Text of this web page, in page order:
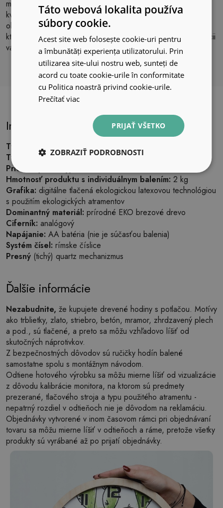
moderným dekoratívnym prvkom. Ich univerzálny dizajn a
kvalitné spracovanie zaručujú dlhú životnosť a spoľahlivosť. S
okrúhlymi drevenými hodinami môžete vytvoriť štýlový akcent,
ktorý nielen ukazuje čas, ale aj prispieva k útulnosti a elegancii
vášho domova.
Informácie o produkte
Typ:
nástenné hodiny
Tvar:
okrúhly
Priemer (varianty):
Hmotnosť produktu s individuálnym balením: 2 kg
Grafika: digitálne tlačená ekologickou latexovou technológiou
s použitím ekologických atramentov
Dominantný materiál: prírodné EKO brezové drevo
Ciferník: analógový
Napájanie: AA batéria (nie je súčasťou balenia)
Systém čísel: rímske číslice
Presný (tichý) quartz mechanizmus
Ďalšie informácie
Nezabudnite, že kupujete drevené hodiny s potlačou. Motívy
ako trblietky, zlato, striebro, betón, mramor, zhrdzavený plech
a pod., sú tlačené, a preto sa môžu vzhľadovo líšiť od
skutočných náprotivkov.
Z bezpečnostných dôvodov sú ručičky hodín balené
samostatne spolu s montážnym návodom.
Odtiene hotového výrobku sa môžu mierne líšiť od vizualizácie
z dôvodu kalibrácie monitora, na ktorom sú predmety
prezerané, tlačového stroja a typu použitého atramentu -
nepatrný rozdiel v odtieňoch nie je dôvodom na reklamáciu.
Objednávky vytvorené v inom časovom rámci pri objednávaní
tovaru sa môžu mierne líšiť v odtieňoch a ráme, pretože všetky
produkty sú vyrábané až po prijatí objednávky.
Táto webová lokalita používa
súbory cookie.
Acest site web folosește cookie-uri pentru
a îmbunătăți experiența utilizatorului. Prin
utilizarea site-ului nostru web, sunteți de
acord cu toate cookie-urile în conformitate
cu Politica noastră privind cookie-urile.
Prečítať viac
PRIJAŤ VŠETKO
ZOBRAZIŤ PODROBNOSTI